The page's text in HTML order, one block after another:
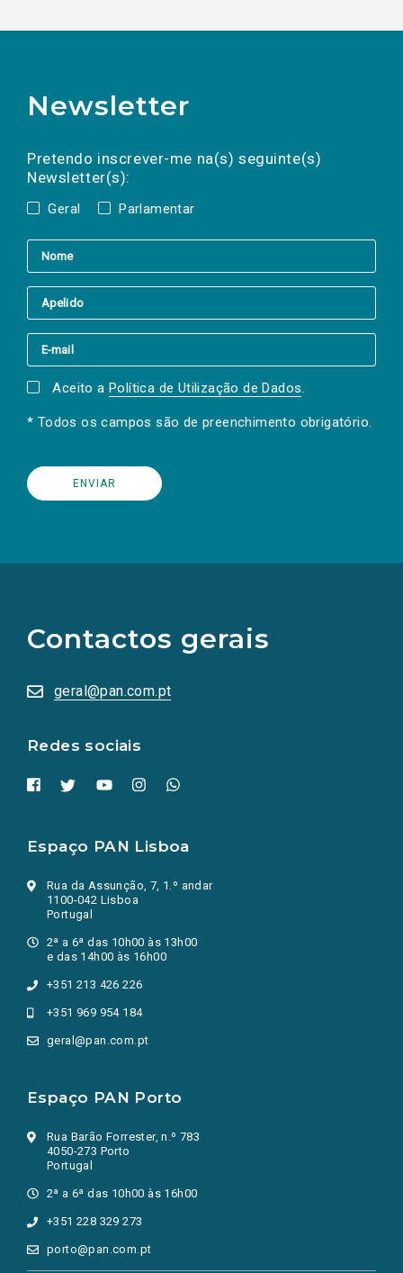
Newsletter
Pretendo inscrever-me na(s) seguinte(s)
Newsletter(s):
Geral Parlamentar
a(s) newsletter(s).
mail
Aceito a Política de Utilização de Dados.
* Todos os campos são de preenchimento obrigatório.
Contactos gerais
geral@pan.com.pt
Redes sociais
redes
sociais
numa
nova
Espaço PAN Lisboa
Rua da Assunção, 7, 1.º andar
1100-042 Lisboa
Portugal
2ª a 6ª das 10h00 às 13h00
e das 14h00 às 16h00
+351 213 426 226
+351 969 954 184
geral@pan.com.pt
Espaço PAN Porto
Rua Barão Forrester, n.º 783
4050-273 Porto
Portugal
2ª a 6ª das 10h00 às 16h00
+351 228 329 273
porto@pan.com.pt